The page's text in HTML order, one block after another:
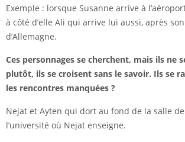
Exemple : lorsque Susanne arrive à
à côté d’elle Ali qui arrive lui aussi, après
d’Allemagne.
Ces personnages se cherchent, mais ils ne
plutôt, ils se croisent sans le savoir. Ils se
les rencontres manquées ?
Nejat et Ayten qui dort au fond de la salle
l’université où Nejat enseigne.